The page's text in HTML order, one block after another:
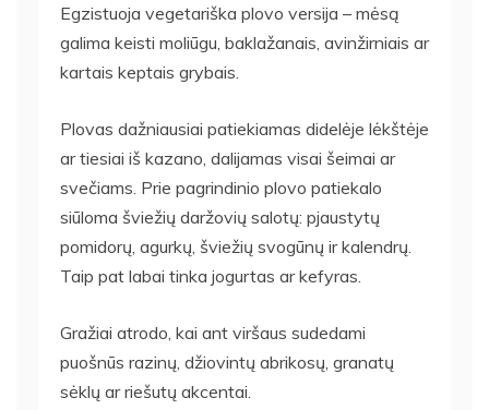
Egzistuoja vegetariška plovo versija – mėsą
galima keisti moliūgu, baklažanais, avinžirniais ar
kartais keptais grybais.
Plovas dažniausiai patiekiamas didelėje lėkštėje
ar tiesiai iš kazano, dalijamas visai šeimai ar
svečiams. Prie pagrindinio plovo patiekalo
siūloma šviežių daržovių salotų: pjaustytų
pomidorų, agurkų, šviežių svogūnų ir kalendrų.
Taip pat labai tinka jogurtas ar kefyras.
Gražiai atrodo, kai ant viršaus sudedami
puošnūs razinų, džiovintų abrikosų, granatų
sėklų ar riešutų akcentai.